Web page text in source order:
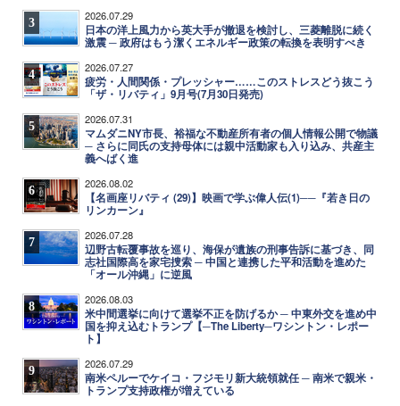
3 2026.07.29
日本の洋上風力から英大手が撤退を検討し、三菱離脱に続く
激震 ─ 政府はもう潔くエネルギー政策の転換を表明すべき
4 2026.07.27
疲労・人間関係・プレッシャー……このストレスどう抜こう
「ザ・リバティ」9月号(7月30日発売)
5 2026.07.31
マムダニNY市長、裕福な不動産所有者の個人情報公開で物議
─ さらに同氏の支持母体には親中活動家も入り込み、共産主
義へばく進
6 2026.08.02
【名画座リバティ (29)】映画で学ぶ偉人伝(1)──『若き日の
リンカーン』
7 2026.07.28
辺野古転覆事故を巡り、海保が遺族の刑事告訴に基づき、同
志社国際高を家宅捜索 ─ 中国と連携した平和活動を進めた
「オール沖縄」に逆風
8 2026.08.03
米中間選挙に向けて選挙不正を防げるか ─ 中東外交を進め中
国を抑え込むトランプ【─The Liberty─ワシントン・レポー
ト】
9 2026.07.29
南米ペルーでケイコ・フジモリ新大統領就任 ─ 南米で親米・
トランプ支持政権が増えている